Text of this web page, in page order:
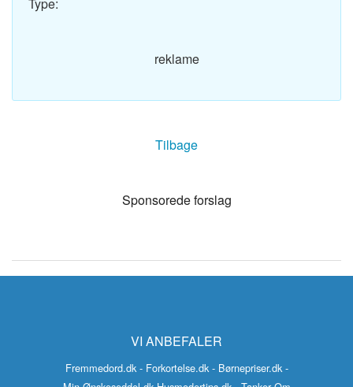
Type:
reklame
Tilbage
Sponsorede forslag
VI ANBEFALER
Fremmedord.dk - Forkortelse.dk - Børnepriser.dk -